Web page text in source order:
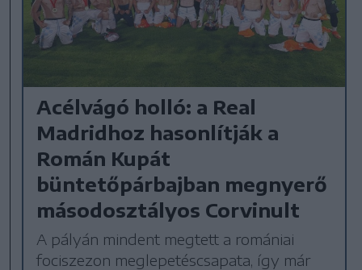
Acélvágó holló: a Real
Madridhoz hasonlítják a
Román Kupát
büntetőpárbajban megnyerő
másodosztályos Corvinult
A pályán mindent megtett a romániai
fociszezon meglepetéscsapata, így már